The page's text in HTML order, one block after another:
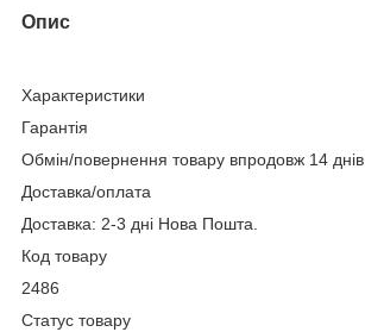
Опис
Характеристики
Гарантія
Обмін/повернення товару впродовж 14 днів
Доставка/оплата
Доставка: 2-3 дні Нова Пошта.
Код товару
2486
Статус товару